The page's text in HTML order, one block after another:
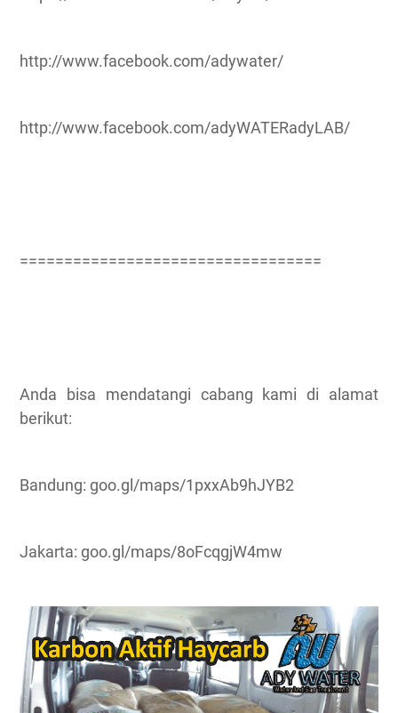
http://www.facebook.com/adywater/
http://www.facebook.com/adyWATERadyLAB/
==================================
Anda bisa mendatangi cabang kami di alamat
berikut:
Bandung: goo.gl/maps/1pxxAb9hJYB2
Jakarta: goo.gl/maps/8oFcqgjW4mw